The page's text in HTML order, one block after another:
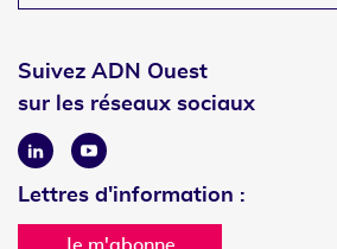
Suivez ADN Ouest
sur les réseaux sociaux
LinkedinYoutube
Lettres d'information :
Je m'abonne